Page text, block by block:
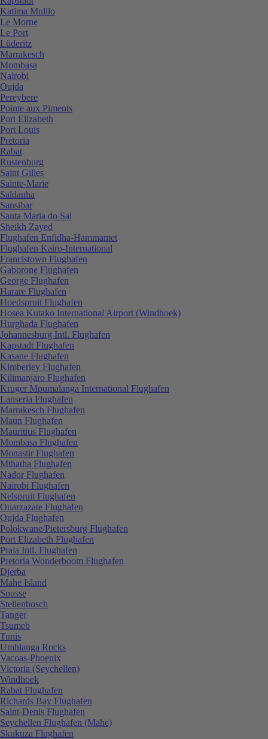
Katima Mulilo
Le Morne
Le Port
Lüderitz
Marrakesch
Mombasa
Nairobi
Oujda
Pereybere
Pointe aux Piments
Port Elizabeth
Port Louis
Pretoria
Rabat
Rustenburg
Saint Gilles
Sainte-Marie
Saldanha
Sansibar
Santa Maria do Sal
Sheikh Zayed
Flughafen Enfidha-Hammamet
Flughafen Kairo-International
Francistown Flughafen
Gaborone Flughafen
George Flughafen
Harare Flughafen
Hoedspruit Flughafen
Hosea Kutako International Airport (Windhoek)
Hurghada Flughafen
Johannesburg Intl. Flughafen
Kapstadt Flughafen
Kasane Flughafen
Kimberley Flughafen
Kilimanjaro Flughafen
Kruger Mpumalanga International Flughafen
Lanseria Flughafen
Marrakesch Flughafen
Maun Flughafen
Mauritius Flughafen
Mombasa Flughafen
Monastir Flughafen
Mthatha Flughafen
Nador Flughafen
Nairobi Flughafen
Nelspruit Flughafen
Ouarzazate Flughafen
Oujda Flughafen
Polokwane/Pietersburg Flughafen
Port Elizabeth Flughafen
Praia Intl. Flughafen
Pretoria Wonderboom Flughafen
Djerba
Mahe Island
Sousse
Stellenbosch
Tanger
Tsumeb
Tunis
Umhlanga Rocks
Vacoas-Phoenix
Victoria (Seychellen)
Windhoek
Rabat Flughafen
Richards Bay Flughafen
Saint-Denis Flughafen
Seychellen Flughafen (Mahe)
Skukuza Flughafen